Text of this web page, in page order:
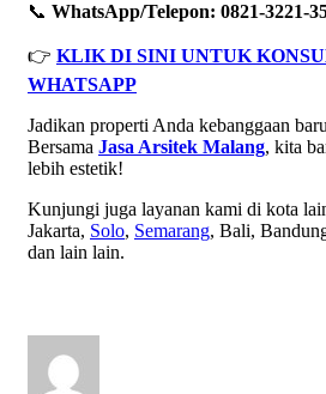
📞 WhatsApp/Telepon: 0821-3221-
👉 KLIK DI SINI UNTUK
WHATSAPP
Jadikan properti Anda kebanggaan
Bersama Jasa Arsitek Malang, kita
lebih estetik!
Kunjungi juga layanan kami di kota
Jakarta, Solo, Semarang, Bali,
dan lain lain.